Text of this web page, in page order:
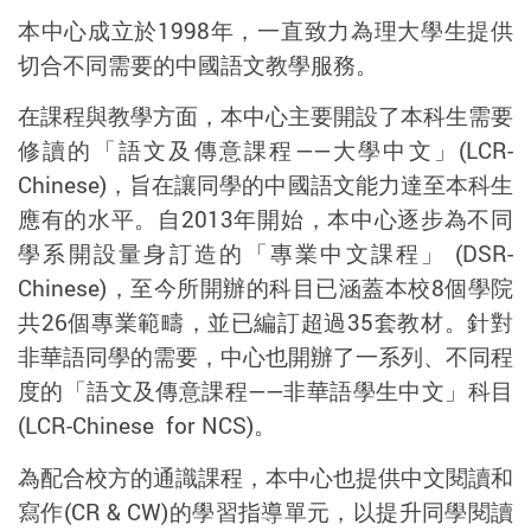
本中心成立於1998年，一直致力為理大學生提供
切合不同需要的中國語文教學服務。
在課程與教學方面，本中心主要開設了本科生需要
修讀的「語文及傳意課程——大學中文」(LCR-
Chinese)，旨在讓同學的中國語文能力達至本科生
應有的水平。自2013年開始，本中心逐步為不同
學系開設量身訂造的「專業中文課程」 (DSR-
Chinese)，至今所開辦的科目已涵蓋本校8個學院
共26個專業範疇，並已編訂超過35套教材。針對
非華語同學的需要，中心也開辦了一系列、不同程
度的「語文及傳意課程——非華語學生中文」科目
(LCR-Chinese for NCS)。
為配合校方的通識課程，本中心也提供中文閱讀和
寫作(CR & CW)的學習指導單元，以提升同學閱讀